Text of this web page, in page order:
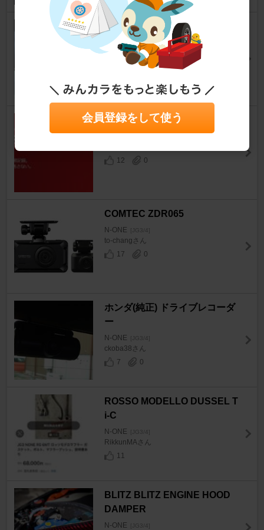
70mai Dash Cam A510
N-ONE [JG3/4]
Route76さん
0
Yupiteru SN-TW7680d
12
0
COMTEC ZDR065
N-ONE [JG3/4]
to-changさん
17
0
ホンダ(純正) ドライブレコーダ
ー
N-ONE [JG3/4]
ckoba38さん
7
0
ROSSO MODELLO DUSSEL T
i-C
N-ONE [JG3/4]
RikkunMAさん
11
BLITZ BLITZ ENGINE HOOD
DAMPER
N-ONE [JG3/4]
会員登録をして使う